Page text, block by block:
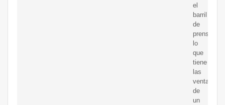
el
barril
de
prensado,
lo
que
tiene
las
ventajas
de
un